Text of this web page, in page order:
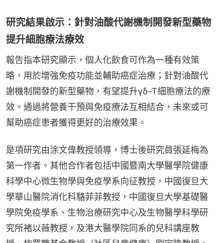
研究結果啟示：針對油酸代謝機制開發新型藥物
提升細胞療法療效
報告指本研究顯示，個人化飲食可作為一種有效策
略，用於增強免疫功能並輔助癌症治療；針對油酸代
謝機制開發的新型藥物，有望提升γδ-T細胞療法的療
效。通過將營養干預與免疫療法互相結合，未來或可
幫助癌症患者獲得更好的治療效果。
是項研究由涂文偉教授領導，博士後研究員張延梅為
第一作者。其他合作者包括中國暨南大學醫學院健康
科學中心微生物學與免疫學系向征教授，中國復旦大
學華山醫院消化科駱菲菲教授，中國復旦大學基礎醫
學院免疫學系、生物治療研究中心及生物醫學科學研
究所褚以薇教授，及港大醫學院同系的兒科講座教